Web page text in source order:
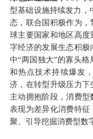
型基础设施持续发力，
态，联合国积极作为
球主要国家和地区高
字经济的发展生态积
中“两国独大”的寡头
和热点技术持续爆发
济，在转型升级压力
主动拥抱阶段，消费
表现为差异化消费特
聚、引导挖掘消费型数